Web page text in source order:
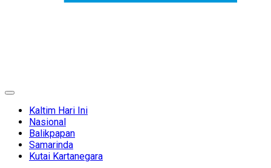
Expand
Kaltim Hari Ini
Nasional
Balikpapan
Samarinda
Kutai Kartanegara